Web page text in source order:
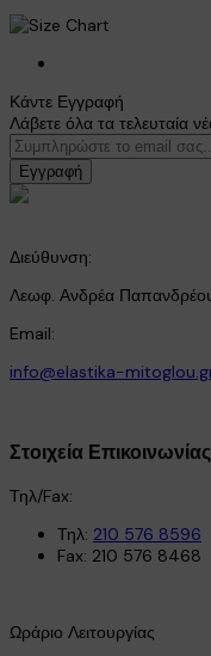
Κάντε Εγγραφή
Λάβετε όλα τα τελευταία
Εγγραφή
Διεύθυνση:
Λεωφ. Ανδρέα Παπανδρέου
Email:
info@elastika-
Στοιχεία Επικοινωνίας
Τηλ/Fax:
Τηλ: 210 576 8596
Fax: 210 576 8468
Ωράριο Λειτουργίας